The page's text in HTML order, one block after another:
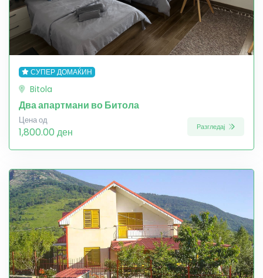
СУПЕР ДОМАЌИН
Bitola
Два апартмани во Битола
Цена од
1,800.00 ден Разгледај